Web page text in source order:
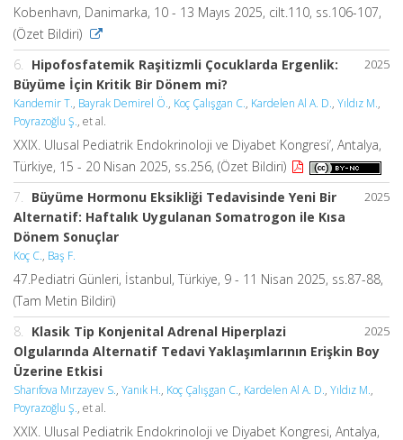
Kobenhavn, Danimarka, 10 - 13 Mayıs 2025, cilt.110, ss.106-107,
(Özet Bildiri)
2025
6.
Hipofosfatemik Raşitizmli Çocuklarda Ergenlik:
Büyüme İçin Kritik Bir Dönem mi?
Kandemir T., Bayrak Demirel Ö., Koç Çalışgan C., Kardelen Al A. D., Yıldız M.,
Poyrazoğlu Ş., et al.
XXIX. Ulusal Pediatrik Endokrinoloji ve Diyabet Kongresi’, Antalya,
Türkiye, 15 - 20 Nisan 2025, ss.256, (Özet Bildiri)
2025
7.
Büyüme Hormonu Eksikliği Tedavisinde Yeni Bir
Alternatif: Haftalık Uygulanan Somatrogon ile Kısa
Dönem Sonuçlar
Koç C., Baş F.
47.Pediatri Günleri, İstanbul, Türkiye, 9 - 11 Nisan 2025, ss.87-88,
(Tam Metin Bildiri)
2025
8.
Klasik Tip Konjenital Adrenal Hiperplazi
Olgularında Alternatif Tedavi Yaklaşımlarının Erişkin Boy
Üzerine Etkisi
Sharıfova Mırzayev S., Yanık H., Koç Çalışgan C., Kardelen Al A. D., Yıldız M.,
Poyrazoğlu Ş., et al.
XXIX. Ulusal Pediatrik Endokrinoloji ve Diyabet Kongresi, Antalya,